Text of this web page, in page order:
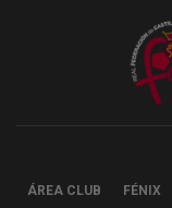
ÁREA CLUB FÉNIX